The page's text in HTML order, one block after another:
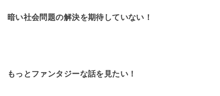
暗い社会問題の解決を期待していない！
もっとファンタジーな話を見たい！